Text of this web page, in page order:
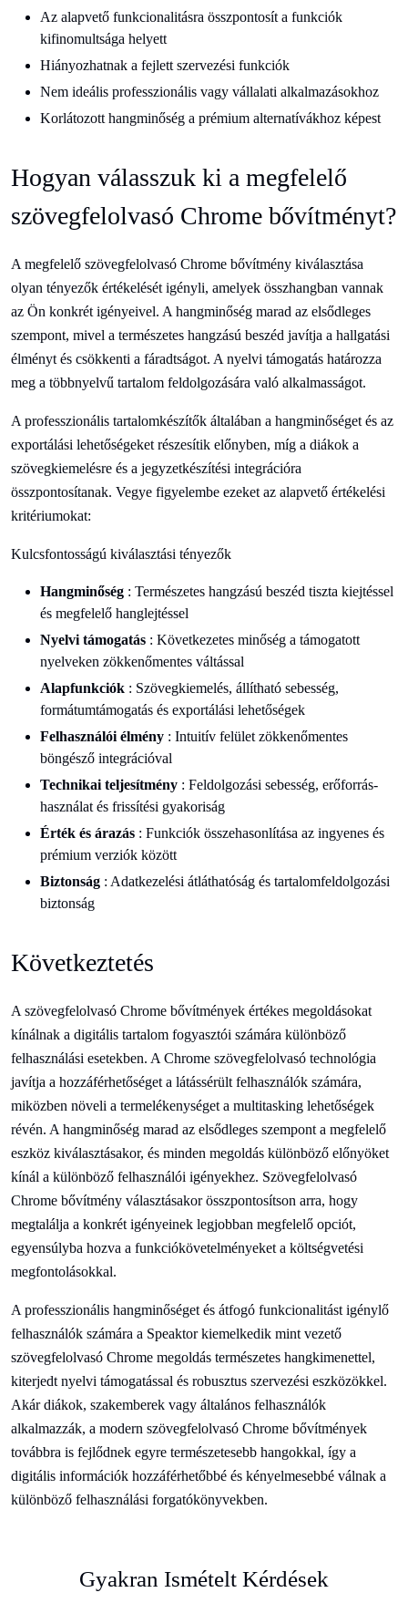
Az alapvető funkcionalitásra összpontosít a funkciók
kifinomultsága helyett
Hiányozhatnak a fejlett szervezési funkciók
Nem ideális professzionális vagy vállalati alkalmazásokhoz
Korlátozott hangminőség a prémium alternatívákhoz képest
Hogyan válasszuk ki a megfelelő
szövegfelolvasó Chrome bővítményt?
A megfelelő szövegfelolvasó Chrome bővítmény kiválasztása
olyan tényezők értékelését igényli, amelyek összhangban vannak
az Ön konkrét igényeivel. A hangminőség marad az elsődleges
szempont, mivel a természetes hangzású beszéd javítja a hallgatási
élményt és csökkenti a fáradtságot. A nyelvi támogatás határozza
meg a többnyelvű tartalom feldolgozására való alkalmasságot.
A professzionális tartalomkészítők általában a hangminőséget és az
exportálási lehetőségeket részesítik előnyben, míg a diákok a
szövegkiemelésre és a jegyzetkészítési integrációra
összpontosítanak. Vegye figyelembe ezeket az alapvető értékelési
kritériumokat:
Kulcsfontosságú kiválasztási tényezők
Hangminőség : Természetes hangzású beszéd tiszta kiejtéssel
és megfelelő hanglejtéssel
Nyelvi támogatás : Következetes minőség a támogatott
nyelveken zökkenőmentes váltással
Alapfunkciók : Szövegkiemelés, állítható sebesség,
formátumtámogatás és exportálási lehetőségek
Felhasználói élmény : Intuitív felület zökkenőmentes
böngésző integrációval
Technikai teljesítmény : Feldolgozási sebesség, erőforrás-
használat és frissítési gyakoriság
Érték és árazás : Funkciók összehasonlítása az ingyenes és
prémium verziók között
Biztonság : Adatkezelési átláthatóság és tartalomfeldolgozási
biztonság
Következtetés
A szövegfelolvasó Chrome bővítmények értékes megoldásokat
kínálnak a digitális tartalom fogyasztói számára különböző
felhasználási esetekben. A Chrome szövegfelolvasó technológia
javítja a hozzáférhetőséget a látássérült felhasználók számára,
miközben növeli a termelékenységet a multitasking lehetőségek
révén. A hangminőség marad az elsődleges szempont a megfelelő
eszköz kiválasztásakor, és minden megoldás különböző előnyöket
kínál a különböző felhasználói igényekhez. Szövegfelolvasó
Chrome bővítmény választásakor összpontosítson arra, hogy
megtalálja a konkrét igényeinek legjobban megfelelő opciót,
egyensúlyba hozva a funkciókövetelményeket a költségvetési
megfontolásokkal.
A professzionális hangminőséget és átfogó funkcionalitást igénylő
felhasználók számára a Speaktor kiemelkedik mint vezető
szövegfelolvasó Chrome megoldás természetes hangkimenettel,
kiterjedt nyelvi támogatással és robusztus szervezési eszközökkel.
Akár diákok, szakemberek vagy általános felhasználók
alkalmazzák, a modern szövegfelolvasó Chrome bővítmények
továbbra is fejlődnek egyre természetesebb hangokkal, így a
digitális információk hozzáférhetőbbé és kényelmesebbé válnak a
különböző felhasználási forgatókönyvekben.
Gyakran Ismételt Kérdések